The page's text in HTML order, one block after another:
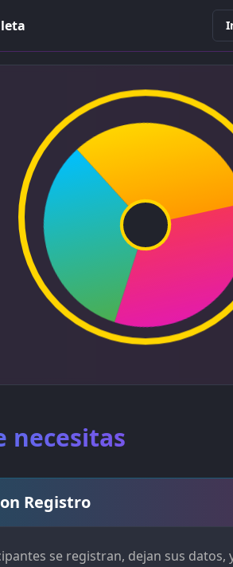
necesitas
Registro
se registran, dejan sus datos,